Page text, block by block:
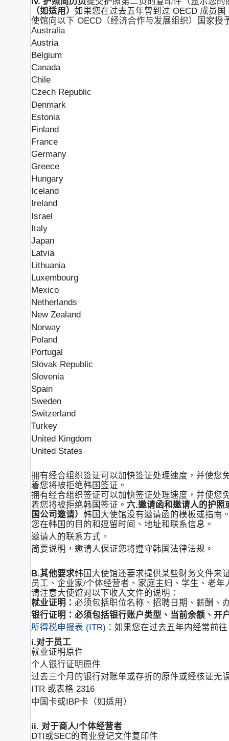
（如适用） 如果您在过去五年曾到过 OECD 成员
使馆向以下 OECD（经济合作与发展组织）国家授
Australia
Austria
Belgium
Canada
Chile
Czech Republic
Denmark
Estonia
Finland
France
Germany
Greece
Hungary
Iceland
Ireland
Israel
Italy
Japan
Latvia
Lithuania
Luxembourg
Mexico
Netherlands
New Zealand
Norway
Poland
Portugal
Slovak Republic
Slovenia
Spain
Sweden
Switzerland
Turkey
United Kingdom
United States
拥有经合组织签证可以加快签证处理速度，并使您
着您将被拒绝韩国签证。
拥有经合组织签证可以加快签证处理速度，并使您
着您将被拒绝韩国签证。 六.邀请函和邀请人的护照
国公司邀请） 韩国大使馆没有邀请函的模板或指南
您在韩国的目的和逗留时间、地址和联系信息。
邀请人的联系方式。
简要说明，邀请人保证您将遵守韩国法律法规。
B.其他要求韩国大使馆还要求提供某些财务文件来
员工、企业家/个体经营者、家庭主妇、学生、老
请注意大使馆对以下收入文件的说明：
就业证明： 必须包括职位名称、招聘日期、薪酬、
银行证明：必须包括银行账户类型、当前余额、开
所得税申报表 (ITR) ：如果您在过去五年内经常前
i.对于员工
就业证明原件
个人银行证明原件
过去三个月的银行对账单或存折的原件或经核证无
ITR 或表格 2316
中国卡或IBP卡（如适用）
ii. 对于商人/个体经营者
DTI或SEC的商业登记文件复印件